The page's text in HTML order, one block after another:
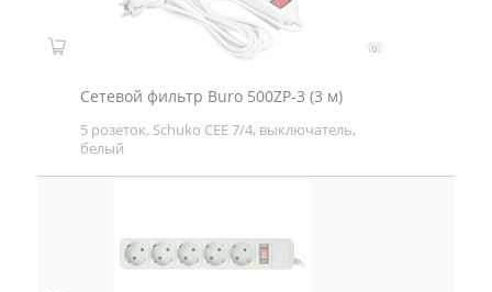
Сетевой фильтр Buro 500ZP-3 (3 м)
5 розеток, Schuko CEE 7/4, выключатель,
белый
☏